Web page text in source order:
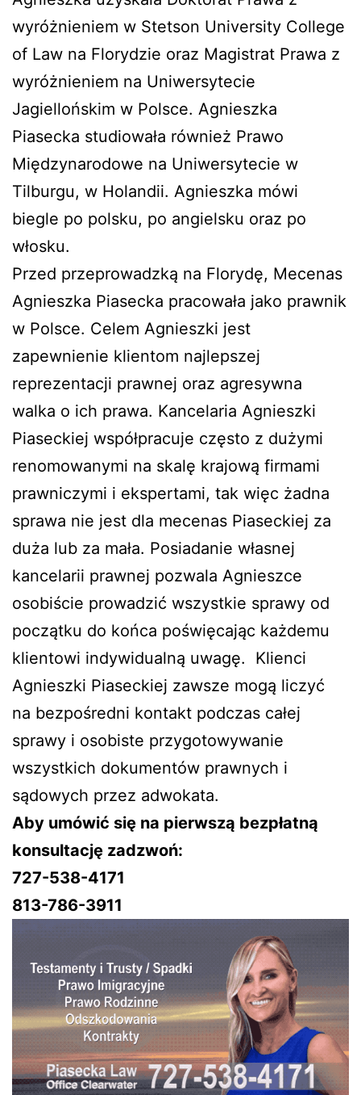
wyróżnieniem w Stetson University College
of Law na Florydzie oraz Magistrat Prawa z
wyróżnieniem na Uniwersytecie
Jagiellońskim w Polsce. Agnieszka
Piasecka studiowała również Prawo
Międzynarodowe na Uniwersytecie w
Tilburgu, w Holandii. Agnieszka mówi
biegle po polsku, po angielsku oraz po
włosku.
Przed przeprowadzką na Florydę, Mecenas
Agnieszka Piasecka pracowała jako prawnik
w Polsce. Celem Agnieszki jest
zapewnienie klientom najlepszej
reprezentacji prawnej oraz agresywna
walka o ich prawa. Kancelaria Agnieszki
Piaseckiej współpracuje często z dużymi
renomowanymi na skalę krajową firmami
prawniczymi i ekspertami, tak więc żadna
sprawa nie jest dla mecenas Piaseckiej za
duża lub za mała. Posiadanie własnej
kancelarii prawnej pozwala Agnieszce
osobiście prowadzić wszystkie sprawy od
początku do końca poświęcając każdemu
klientowi indywidualną uwagę. Klienci
Agnieszki Piaseckiej zawsze mogą liczyć
na bezpośredni kontakt podczas całej
sprawy i osobiste przygotowywanie
wszystkich dokumentów prawnych i
sądowych przez adwokata.
Aby umówić się na pierwszą bezpłatną
konsultację zadzwoń:
727-538-4171
813-786-3911